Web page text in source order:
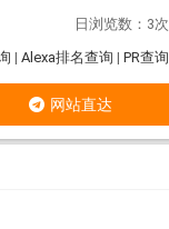
日浏览数：3次
| Alexa排名查询 | PR查询
网站直达